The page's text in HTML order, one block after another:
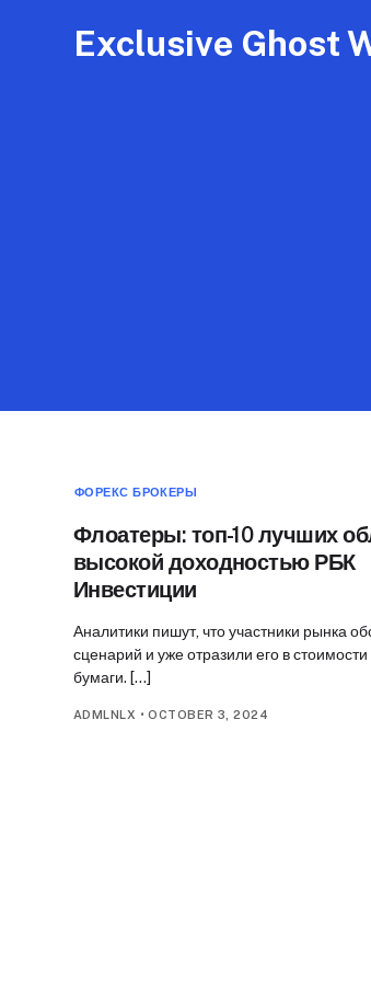
Exclusive Ghost
ФОРЕКС БРОКЕРЫ
Флоатеры: топ-10 лучших
высокой доходностью РБК
Инвестиции
Аналитики пишут, что участники рынка
сценарий и уже отразили его в
бумаги. […]
ADMLNLX •OCTOBER 3, 2024